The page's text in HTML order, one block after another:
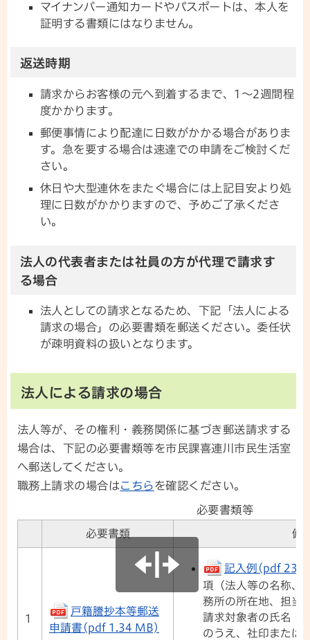
マイナンバー通知カードやパスポートは、本人を
証明する書類にはなりません。
返送時期
請求からお客様の元へ到着するまで、1～2週間程
度かかります。
郵便事情により配達に日数がかかる場合がありま
す。急を要する場合は速達での申請をご検討くだ
さい。
休日や大型連休をまたぐ場合には上記目安より処
理に日数がかかりますので、予めご了承くださ
い。
法人の代表者または社員の方が代理で請求す
る場合
法人としての請求となるため、下記「法人による
請求の場合」の必要書類を郵送ください。委任状
が疎明資料の扱いとなります。
法人による請求の場合
法人等が、その権利・義務関係に基づき郵送請求する
場合は、下記の必要書類等を市民課喜連川市民生活室
へ郵送してください。
職務上請求の場合はこちらを確認ください。
必要書類等
必要書類 備
1
戸籍謄抄本等郵送
申請書(pdf 1.34 MB)
記入例(pdf 239
項（法人等の名称、
務所の所在地、担当
請求対象者の氏名・
のうえ、社印または